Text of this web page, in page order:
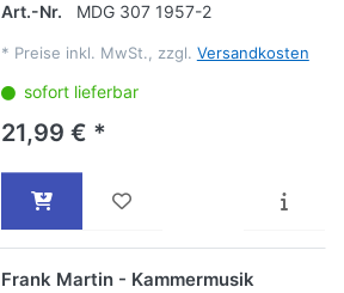
Art.-Nr.
MDG 307 1957-2
* Preise inkl. MwSt., zzgl. Versandkosten
sofort lieferbar
21,99 € *
Frank Martin - Kammermusik